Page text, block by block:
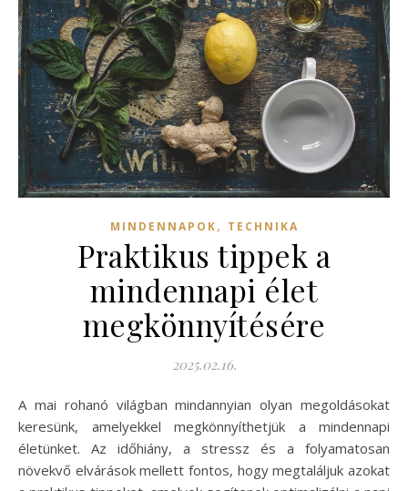
MINDENNAPOK, TECHNIKA
Praktikus tippek a
mindennapi élet
megkönnyítésére
2025.02.16.
A mai rohanó világban mindannyian olyan megoldásokat
keresünk, amelyekkel megkönnyíthetjük a mindennapi
életünket. Az időhiány, a stressz és a folyamatosan
növekvő elvárások mellett fontos, hogy megtaláljuk azokat